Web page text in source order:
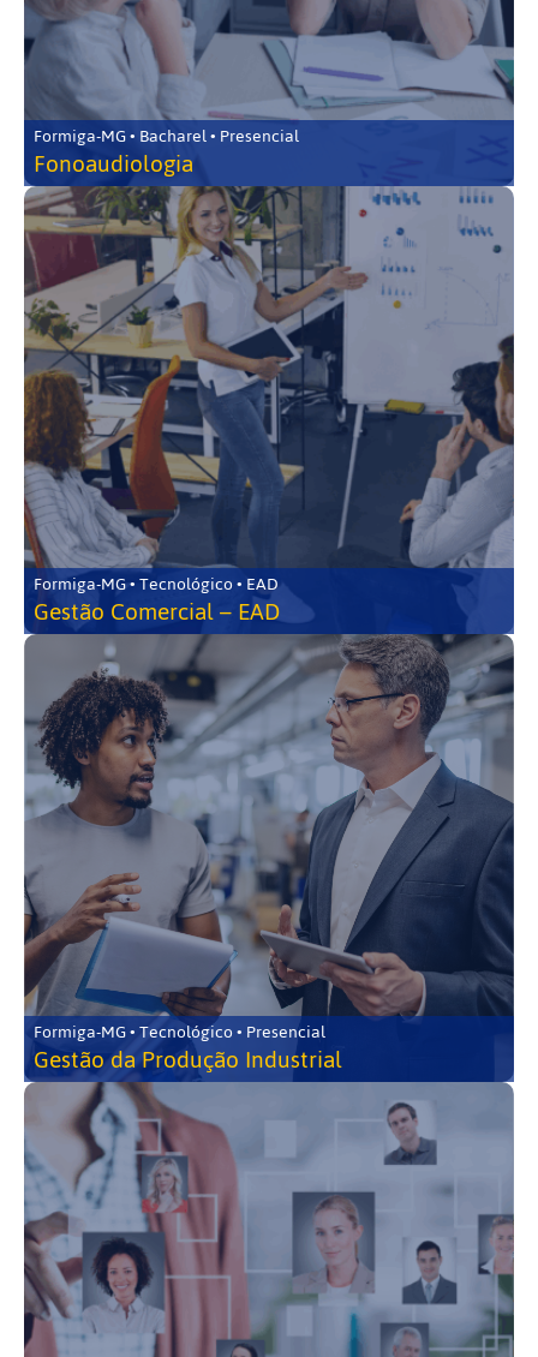
Formiga-MG • Bacharel • Presencial
Fonoaudiologia
Formiga-MG • Tecnológico • EAD
Gestão Comercial – EAD
Formiga-MG • Tecnológico • Presencial
Gestão da Produção Industrial